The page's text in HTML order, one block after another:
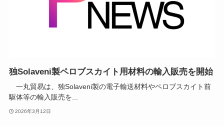
独Solaveni製ペロブスカイト用材料の輸入販売を開始
一丸貿易は、独Solaveni製の電子輸送材料やペロブスカイト前
駆体等の輸入販売を...
2026年3月12日